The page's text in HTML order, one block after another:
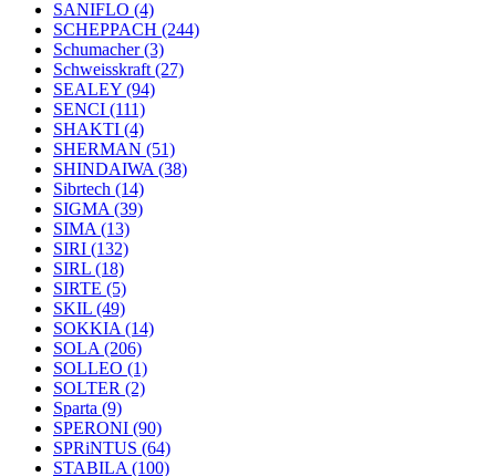
SANIFLO (4)
SCHEPPACH (244)
Schumacher(3)
Schweisskraft (27)
SEALEY (94)
SENCI (111)
SHAKTI (4)
SHERMAN (51)
SHINDAIWA (38)
Sibrtech (14)
SIGMA (39)
SIMA (13)
SIRI (132)
SIRL (18)
SIRTE (5)
SKIL (49)
SOKKIA (14)
SOLA (206)
SOLLEO (1)
SOLTER (2)
Sparta (9)
SPERONI (90)
SPRiNTUS (64)
STABILA (100)